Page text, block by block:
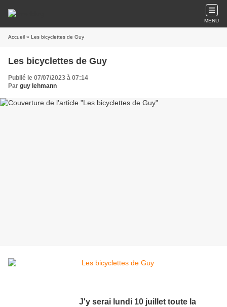
MENU
Accueil » Les bicyclettes de Guy
Les bicyclettes de Guy
Publié le 07/07/2023 à 07:14
Par guy lehmann
J'y serai lundi 10 juillet toute la